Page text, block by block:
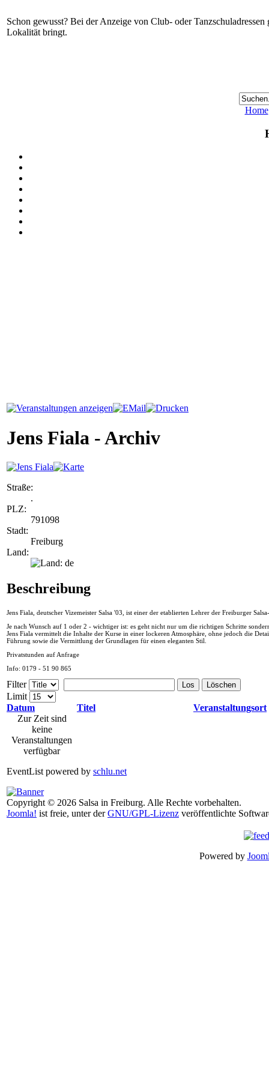
Schon gewusst? Bei der Anzeige von Club- oder
Lokalität bringt.
Home
Jens Fiala - Archiv
Straße:
.
PLZ:
791098
Stadt:
Freiburg
Land:
Beschreibung
Jens Fiala, deutscher Vizemeister Salsa '03, ist einer der etablierten Lehrer der Freiburger
Je nach Wunsch auf 1 oder 2 - wichtiger ist: es geht nicht nur um die richtigen Schritte
Jens Fiala vermittelt die Inhalte der Kurse in einer lockeren Atmosphäre, ohne jedoch die
Führung sowie die Vermittlung der Grundlagen für einen eleganten Stil.
Privatstunden auf Anfrage
Info: 0179 - 51 90 865
Filter Los Löschen
Limit
Datum
Titel
Veranstaltungsort
Zur Zeit sind
keine
Veranstaltungen
verfügbar
EventList powered by schlu.net
Copyright © 2026 Salsa in Freiburg. Alle Rechte vorbehalten.
Joomla! ist freie, unter derGNU/GPL-Lizenz veröffentlichte
Powered by